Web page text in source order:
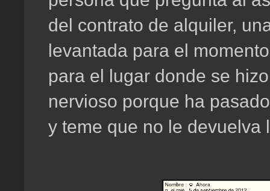
del contrato de alquiler,
levantada para el
para el lugar donde se
nervioso porque ha
y teme que no le devuelva